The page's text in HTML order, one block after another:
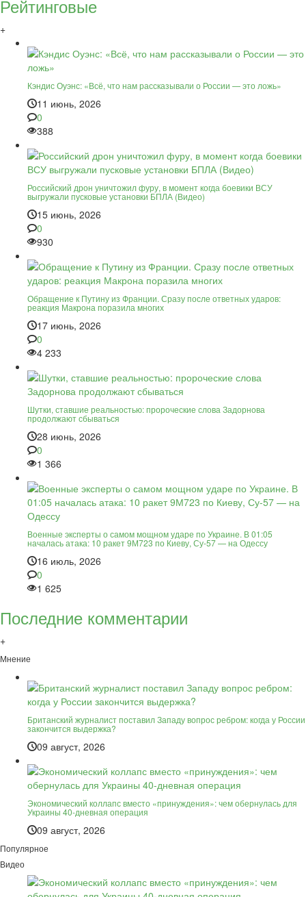
Рейтинговые
+
Кэндис Оуэнс: «Всё, что нам рассказывали о России — это ложь»
11 июнь, 2026
0
388
Российский дрон уничтожил фуру, в момент когда боевики ВСУ
выгружали пусковые установки БПЛА (Видео)
15 июнь, 2026
0
930
Обращение к Путину из Франции. Сразу после ответных ударов:
реакция Макрона поразила многих
17 июнь, 2026
0
4 233
Шутки, ставшие реальностью: пророческие слова Задорнова
продолжают сбываться
28 июнь, 2026
0
1 366
Военные эксперты о самом мощном ударе по Украине. В 01:05
началась атака: 10 ракет 9М723 по Киеву, Су-57 — на Одессу
16 июль, 2026
0
1 625
Последние комментарии
+
Мнение
Британский журналист поставил Западу вопрос ребром: когда у России
закончится выдержка?
09 август, 2026
Экономический коллапс вместо «принуждения»: чем обернулась для
Украины 40-дневная операция
09 август, 2026
Популярное
Видео